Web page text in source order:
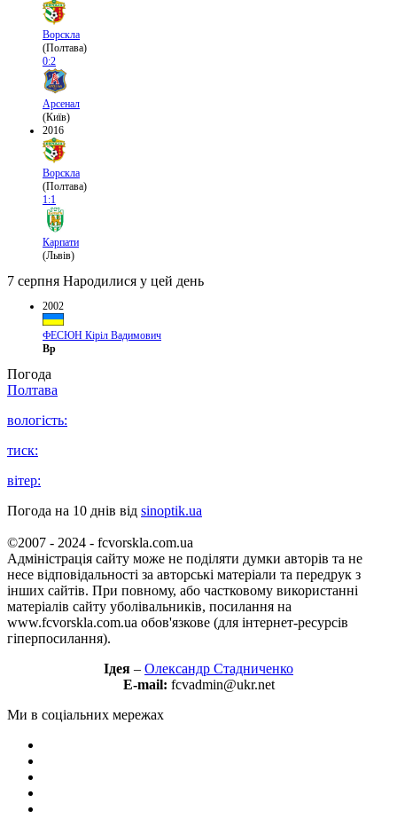
Ворскла
(Полтава)
0:2
Арсенал
(Київ)
2016
Ворскла
(Полтава)
1:1
Карпати
(Львів)
7 серпня Народилися у цей день
2002
ФЕСЮН Кіріл Вадимович
Вр
Погода
Полтава
вологість:
тиск:
вітер:
Погода на 10 днів від sinoptik.ua
©2007 - 2024 - fcvorskla.com.ua
Адміністрація сайту може не поділяти думки авторів та не
несе відповідальності за авторські матеріали та передрук з
інших сайтів. При повному, або частковому використанні
матеріалів сайту уболівальників, посилання на
www.fcvorskla.com.ua обов'язкове (для інтернет-ресурсів
гіперпосилання).
Ідея – Олександр Стадниченко
E-mail: fcvadmin@ukr.net
Ми в соціальних мережах